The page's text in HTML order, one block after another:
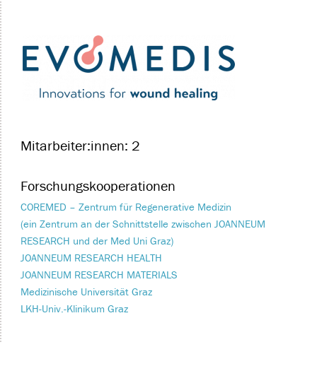
Mitarbeiter:innen: 2
Forschungskooperationen
COREMED – Zentrum für Regenerative Medizin
(ein Zentrum an der Schnittstelle zwischen JOANNEUM
RESEARCH und der Med Uni Graz)
JOANNEUM RESEARCH HEALTH
JOANNEUM RESEARCH MATERIALS
Medizinische Universität Graz
LKH-Univ.-Klinikum Graz